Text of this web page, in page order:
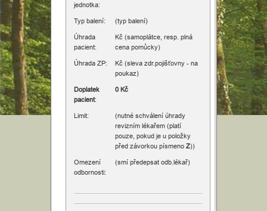
jednotka:
Typ balení:
(typ balení)
Úhrada
pacient:
Kč (samoplátce, resp. plná
cena pomůcky)
Úhrada ZP:
Kč (sleva zdr.pojišťovny - na
poukaz)
Doplatek
pacient:
0 Kč
Limit:
(nutné schválení úhrady
revizním lékařem (platí
pouze, pokud je u položky
před závorkou písmeno Z))
Omezení
odbornosti:
(smí předepsat odb.lékař)